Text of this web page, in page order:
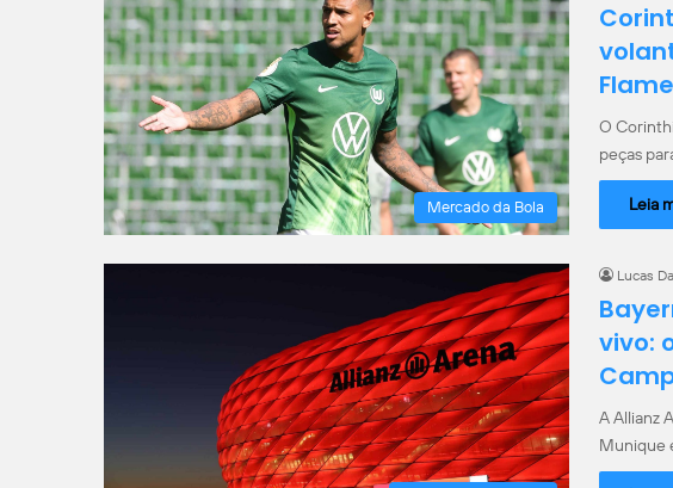
Mercado da Bola
O
peças
Leia
Lucas
vivo:
A Allianz
Munique